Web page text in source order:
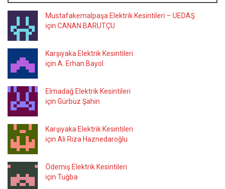
Mustafakemalpaşa Elektrik Kesintileri – UEDAŞ
için CANAN BARUTÇU
Karşıyaka Elektrik Kesintileri
için A. Erhan Bayol
Elmadağ Elektrik Kesintileri
için Gürbüz Şahin
Karşıyaka Elektrik Kesintileri
için Ali Rıza Haznedaroğlu
Ödemiş Elektrik Kesintileri
için Tuğba